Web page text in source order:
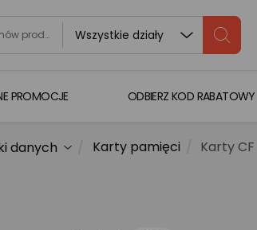
Wszystkie działy
PROMOCJE ODBIERZ KOD RABATOWY
danych Karty pamięci Karty CF